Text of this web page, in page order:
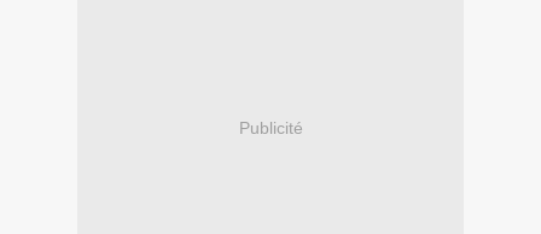
Publicité